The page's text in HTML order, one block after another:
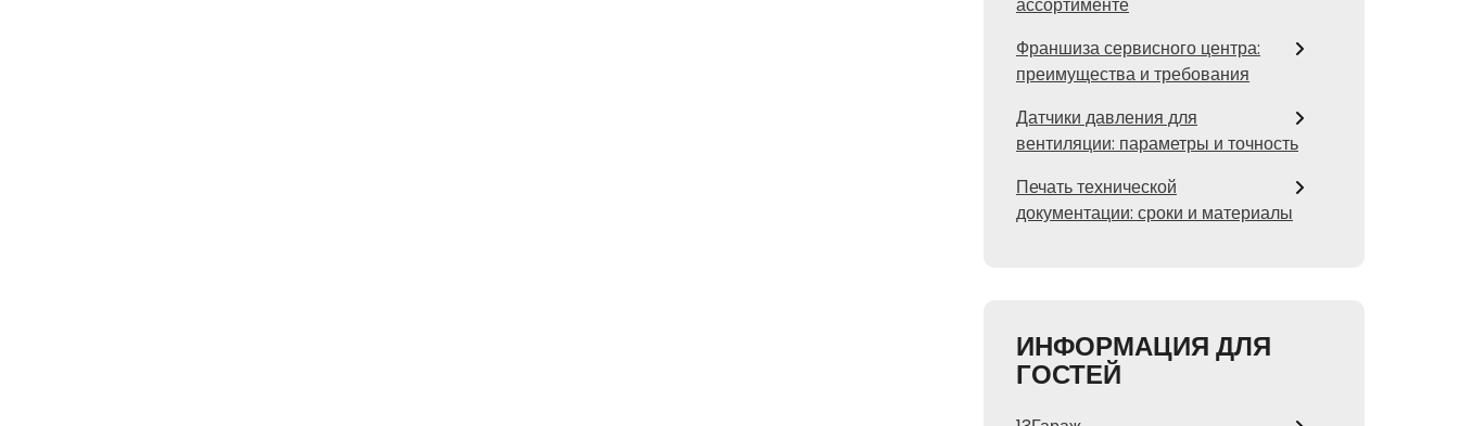
ассортименте
Франшиза сервисного центра:
преимущества и требования
Датчики давления для
вентиляции: параметры и точность
Печать технической
документации: сроки и материалы
ИНФОРМАЦИЯ ДЛЯ
ГОСТЕЙ